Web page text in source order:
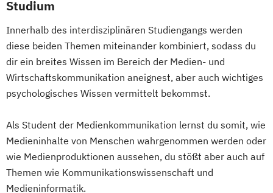
Studium
Innerhalb des interdisziplinären Studiengangs werden
diese beiden Themen miteinander kombiniert, sodass du
dir ein breites Wissen im Bereich der Medien- und
Wirtschaftskommunikation aneignest, aber auch wichtiges
psychologisches Wissen vermittelt bekommst.
Als Student der Medienkommunikation lernst du somit, wie
Medieninhalte von Menschen wahrgenommen werden oder
wie Medienproduktionen aussehen, du stößt aber auch auf
Themen wie Kommunikationswissenschaft und
Medieninformatik.